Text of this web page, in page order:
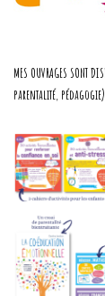
MES OUVRAGES
parentalité, pédagogie)